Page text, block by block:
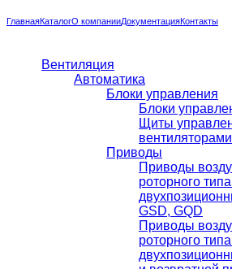
ГлавнаяКаталогО компанииДокументацияКонтакты
Вентиляция
Автоматика
Блоки управления
Блоки
Щиты
Приводы
Приводы
роторного
GSD, GQD
Приводы
роторного